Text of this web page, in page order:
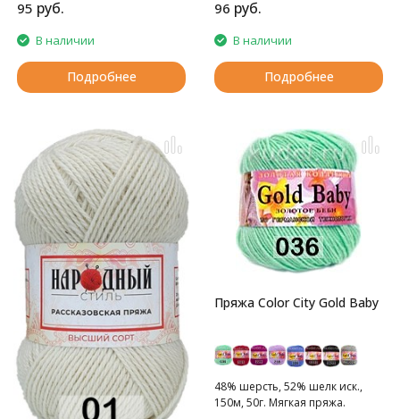
95 руб.
В наличии
Подробнее
96 руб.
В наличии
Подробнее
Пряжа Color City Gold Baby
48% шерсть, 52% шелк иск.,
150м, 50г. Мягкая пряжа.